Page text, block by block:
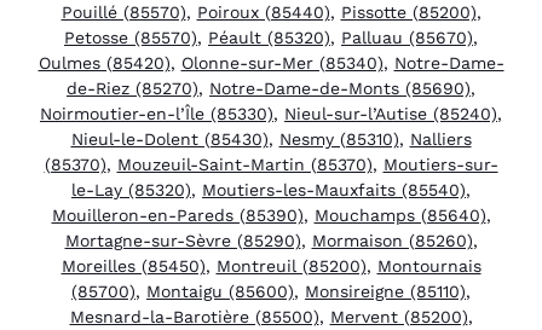
Pouillé (85570), Poiroux (85440), Pissotte (85200),
Petosse (85570), Péault (85320), Palluau (85670),
Oulmes (85420), Olonne-sur-Mer (85340), Notre-Dame-
de-Riez (85270), Notre-Dame-de-Monts (85690),
Noirmoutier-en-l’Île (85330), Nieul-sur-l’Autise (85240),
Nieul-le-Dolent (85430), Nesmy (85310), Nalliers
(85370), Mouzeuil-Saint-Martin (85370), Moutiers-sur-
le-Lay (85320), Moutiers-les-Mauxfaits (85540),
Mouilleron-en-Pareds (85390), Mouchamps (85640),
Mortagne-sur-Sèvre (85290), Mormaison (85260),
Moreilles (85450), Montreuil (85200), Montournais
(85700), Montaigu (85600), Monsireigne (85110),
Mesnard-la-Barotière (85500), Mervent (85200),